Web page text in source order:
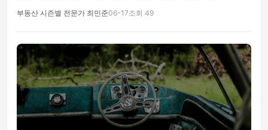
부동산 시즌별 전문가 최민준06-17조회 49